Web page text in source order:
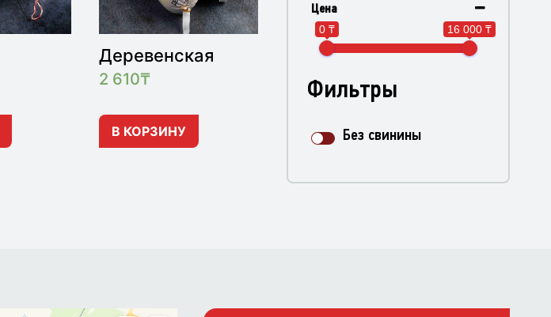
Деревенская
2 610₸
В КОРЗИНУ
Цена
0 ₸ 16 000 ₸
Фильтры
Без свинины